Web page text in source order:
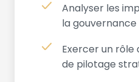
Analyser les
la
Exercer un
de pilotage